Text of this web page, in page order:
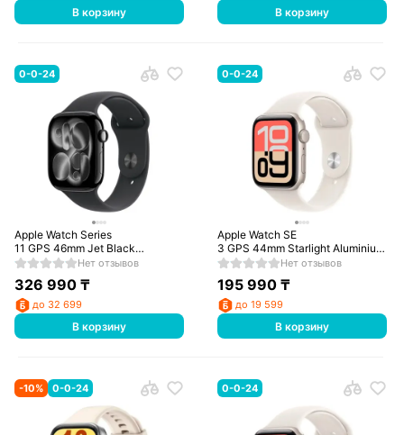
В корзину В корзину
0-0-24
Apple Watch Series
11 GPS 46mm Jet Black
Aluminium Case with Black Sport
Нет отзывов
326 990₸
до 32 699
В корзину
0-0-24
Apple Watch SE
3 GPS 44mm Starlight Aluminium
Case with Starlight Sport Band -
Нет отзывов
195 990 ₸
до 19 599
В корзину
-10% 0-0-24 0-0-24